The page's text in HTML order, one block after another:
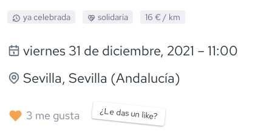
ya celebrada solidaria 16 € / km
viernes 31 de diciembre, 2021 – 11:00
Sevilla, Sevilla (Andalucía)
3 me gusta ¿Le das un like?